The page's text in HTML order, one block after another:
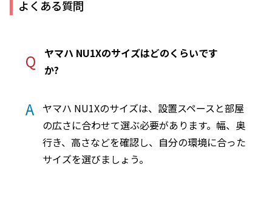
よくある質問
Q
ヤマハ NU1Xのサイズはどのくらいです
か?
A
ヤマハ NU1Xのサイズは、設置スペースと部屋
の広さに合わせて選ぶ必要があります。幅、奥
行き、高さなどを確認し、自分の環境に合った
サイズを選びましょう。